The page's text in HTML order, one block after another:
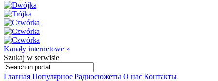
Kanały internetowe »
Szukaj w serwisie
Главная Популярное Радиосюжеты О нас Контакты